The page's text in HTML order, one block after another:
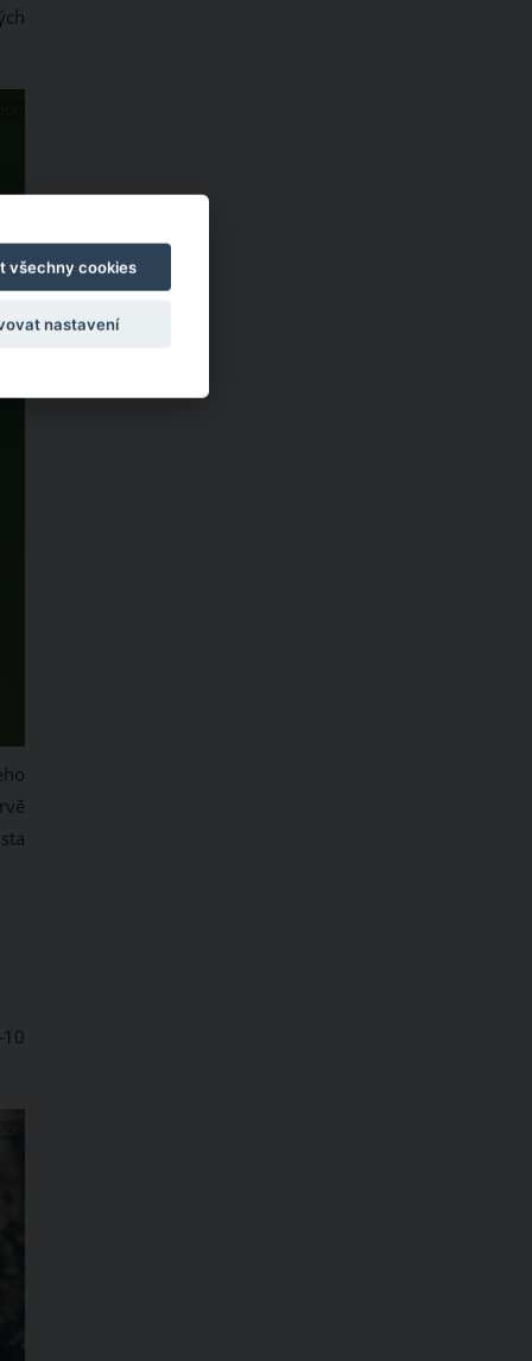
všechny cookies
nastavení